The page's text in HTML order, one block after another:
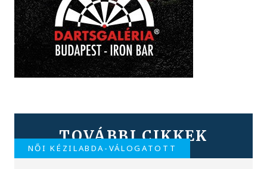
TOVÁBBI CIKKEK
NŐI KÉZILABDA-VÁLOGATOTT